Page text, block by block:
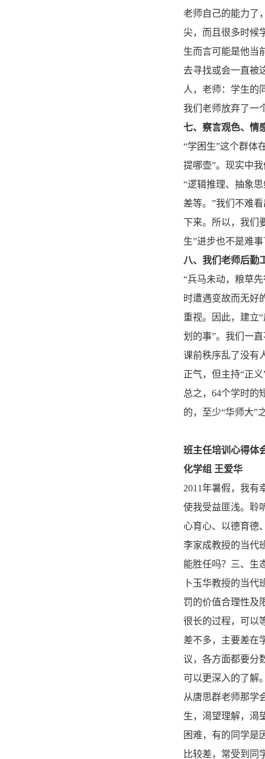
老师自己的能力了
尖，而且很多时候
生而言可能是他当
去寻找或会一直被
人，老师：学生的
我们老师放弃了一
七、察言观色、情
“学困生”这个群体
提哪壶”。现实中
“逻辑推理、抽象
差等。”我们不难
下来。所以，我们
生”进步也不是难
八、我们老师后勤
“兵马未动，粮草
时遭遇变故而无好
重视。因此，建立
划的事”。我们一
课前秩序乱了没有
正气，但主持“正
总之，64个学时的
的，至少“华师大”
班主任培训心得体
化学组 王爱华
2011年暑假，我有
使我受益匪浅。聆
心育心、以德育德
李家成教授的当代
能胜任吗？三、生
卜玉华教授的当
罚的价值合理性及
很长的过程，可以
差不多，主要差在
议，各方面都要分
可以更深入的了解
从唐思群老师那学
生，渴望理解，渴
困难，有的同学是
比较差，常受到同